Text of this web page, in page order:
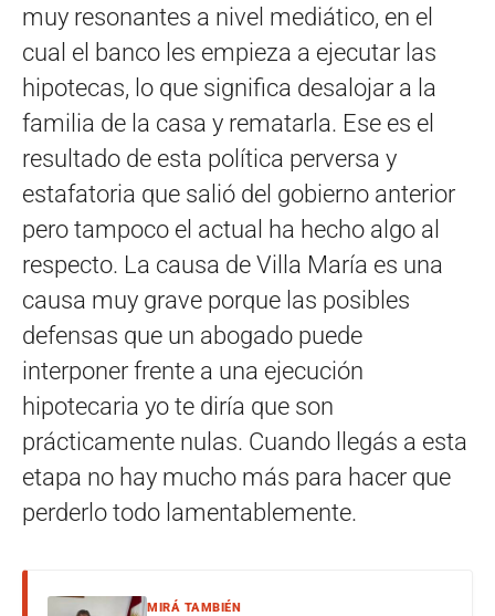
muy resonantes a nivel mediático, en el
cual el banco les empieza a ejecutar las
hipotecas, lo que significa desalojar a la
familia de la casa y rematarla. Ese es el
resultado de esta política perversa y
estafatoria que salió del gobierno anterior
pero tampoco el actual ha hecho algo al
respecto. La causa de Villa María es una
causa muy grave porque las posibles
defensas que un abogado puede
interponer frente a una ejecución
hipotecaria yo te diría que son
prácticamente nulas. Cuando llegás a esta
etapa no hay mucho más para hacer que
perderlo todo lamentablemente.
MIRÁ TAMBIÉN